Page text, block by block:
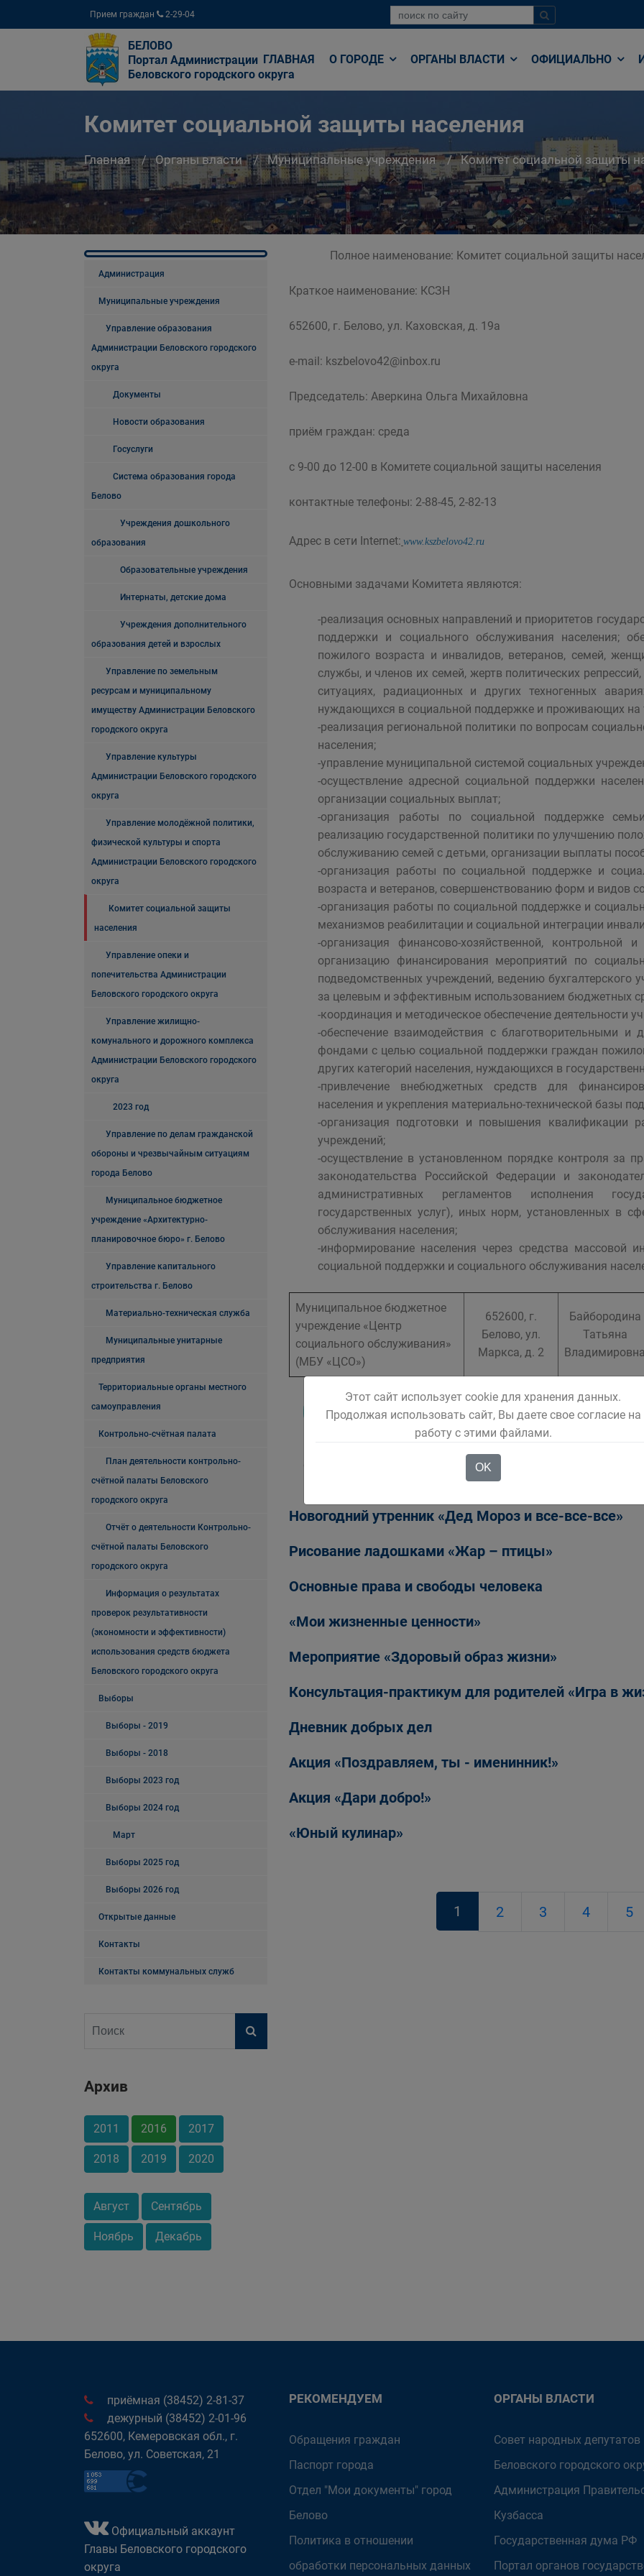
Прием граждан 2-29-04
БЕЛОВО
Портал Администрации
Беловского городского округа
ГЛАВНАЯ О ГОРОДЕ ОРГАНЫ ВЛАСТИ ОФИЦИАЛЬНО
Комитет социальной защиты населения
Главная Органы власти Муниципальные учреждения Комитет социальной защиты
Администрация
Муниципальные учреждения
Управление образования
Администрации Беловского городского
округа
Документы
Новости образования
Госуслуги
Система образования города
Белово
Учреждения дошкольного
образования
Образовательные учреждения
Интернаты, детские дома
Учреждения дополнительного
образования детей и взрослых
Управление по земельным
ресурсам и муниципальному
имуществу Администрации Беловского
городского округа
Управление культуры
Администрации Беловского городского
округа
Управление молодёжной политики,
физической культуры и спорта
Администрации Беловского городского
округа
Комитет социальной защиты
населения
Управление опеки и
попечительства Администрации
Беловского городского округа
Управление жилищно-
комунального и дорожного комплекса
Администрации Беловского городского
округа
2023 год
Управление по делам гражданской
обороны и чрезвычайным ситуациям
города Белово
Муниципальное бюджетное
учреждение «Архитектурно-
планировочное бюро» г. Белово
Управление капитального
строительства г. Белово
Материально-техническая служба
Муниципальные унитарные
предприятия
Территориальные органы местного
самоуправления
Контрольно-счётная палата
План деятельности контрольно-
счётной палаты Беловского
городского округа
Отчёт о деятельности Контрольно-
счётной палаты Беловского
городского округа
Информация о результатах
проверок результативности
(экономности и эффективности)
использования средств бюджета
Беловского городского округа
Выборы
Выборы - 2019
Выборы - 2018
Выборы 2023 год
Выборы 2024 год
Март
Выборы 2025 год
Выборы 2026 год
Открытые данные
Контакты
Контакты коммунальных служб
Архив
2011 2016 2017
2018 2019 2020
Август Сентябрь
Ноябрь Декабрь
Полное наименование: Комитет социальной защиты
Краткое наименование: КСЗН
652600, г. Белово, ул. Каховская, д. 19а
e-mail: kszbelovo42@inbox.ru
Председатель: Аверкина Ольга Михайловна
приём граждан: среда
с 9-00 до 12-00 в Комитете социальной защиты населения
контактные телефоны: 2-88-45, 2-82-13
Адрес в сети Internet: www.kszbelovo42.ru
Основными задачами Комитета являются:
-реализация основных направлений и приоритетов
поддержки и социального обслуживания населения;
пожилого возраста и инвалидов, ветеранов, семей,
службы, и членов их семей, жертв политических
ситуациях, радиационных и других техногенных
нуждающихся в социальной поддержке и проживающих на
-реализация региональной политики по вопросам
населения;
-управление муниципальной системой социальных
-осуществление адресной социальной поддержки
организации социальных выплат;
-организация работы по социальной поддержке
реализацию государственной политики по улучшению
обслуживанию семей с детьми, организации выплаты
-организация работы по социальной поддержке и
возраста и ветеранов, совершенствованию форм и видов
-организация работы по социальной поддержке и
механизмов реабилитации и социальной интеграции
-организация финансово-хозяйственной, контрольной
организацию финансирования мероприятий по
подведомственных учреждений, ведению бухгалтерского
за целевым и эффективным использованием бюджетных
-координация и методическое обеспечение деятельности
-обеспечение взаимодействия с благотворительными
фондами с целью социальной поддержки граждан
других категорий населения, нуждающихся в
-привлечение внебюджетных средств для
населения и укрепления материально-технической базы
-организация подготовки и повышения квалификации
учреждений;
-осуществление в установленном порядке контроля за
законодательства Российской Федерации и
административных регламентов исполнения
государственных услуг), иных норм, установленных в
обслуживания населения;
-информирование населения через средства массовой
социальной поддержки и социального обслуживания
Муниципальное бюджетное
учреждение «Центр
социального обслуживания»
(МБУ «ЦСО»)
652600, г.
Белово, ул.
Маркса, д. 2
Байбородина
Татьяна
Владимировна
Новогодний утренник «Дед Мороз и все-все-все»
Рисование ладошками «Жар – птицы»
Основные права и свободы человека
«Мои жизненные ценности»
Мероприятие «Здоровый образ жизни»
Консультация-практикум для родителей «Игра в
Дневник добрых дел
Акция «Поздравляем, ты - именинник!»
Акция «Дари добро!»
«Юный кулинар»
1 2 3 4 5
приёмная (38452) 2-81-37
дежурный (38452) 2-01-96
652600, Кемеровская обл., г.
Белово, ул. Советская, 21
Официальный аккаунт
Главы Беловского городского
округа
РЕКОМЕНДУЕМ
Обращения граждан
Паспорт города
Отдел "Мои документы" город
Белово
Политика в отношении
обработки персональных данных
ОРГАНЫ ВЛАСТИ
Совет народных депутатов
Беловского городского
Администрация
Кузбасса
Государственная дума РФ
Портал органов
Этот сайт использует cookie для хранения данных.
Продолжая использовать сайт, Вы даете свое согласие на
работу с этими файлами.
OK